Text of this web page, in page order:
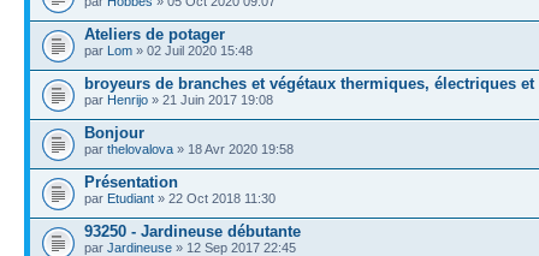
Ateliers de potager
par Lom » 02 Juil 2020 15:48
broyeurs de branches et végétaux thermiques, électriques et
par Henrijo » 21 Juin 2017 19:08
Bonjour
par thelovalova » 18 Avr 2020 19:58
Présentation
par Etudiant » 22 Oct 2018 11:30
93250 - Jardineuse débutante
par Jardineuse » 12 Sep 2017 22:45